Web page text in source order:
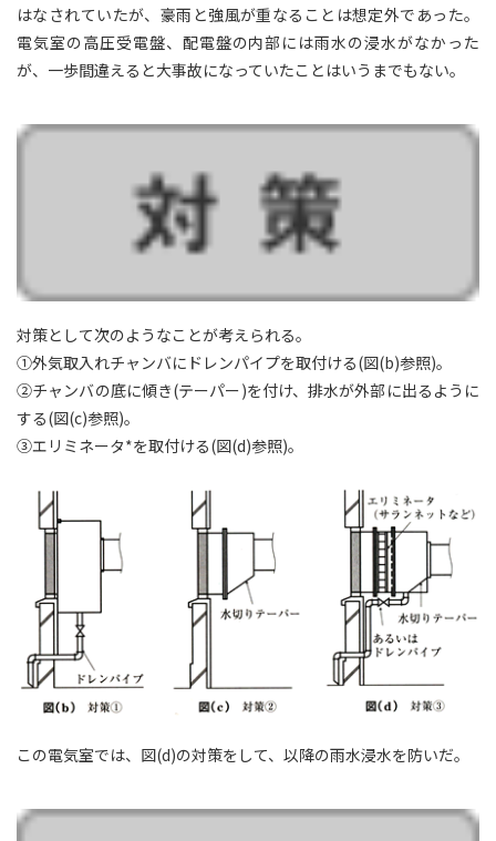
はなされていたが、豪雨と強風が重なることは想定外であった。
電気室の高圧受電盤、配電盤の内部には雨水の浸水がなかった
が、一歩間違えると大事故になっていたことはいうまでもない。
対策として次のようなことが考えられる。
①外気取入れチャンバにドレンパイプを取付ける(図(b)参照)。
②チャンバの底に傾き(テーパー)を付け、排水が外部に出るように
する(図(c)参照)。
③エリミネータ*を取付ける(図(d)参照)。
この電気室では、図(d)の対策をして、以降の雨水浸水を防いだ。